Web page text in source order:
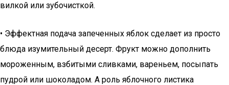
вилкой или зубочисткой.
• Эффектная подача запеченных яблок сделает из просто
блюда изумительный десерт. Фрукт можно дополнить
мороженным, взбитыми сливками, вареньем, посыпать
пудрой или шоколадом. А роль яблочного листика